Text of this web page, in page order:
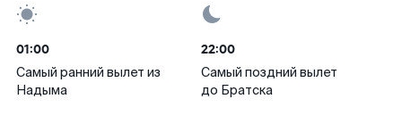
01:00
Самый ранний вылет из
Надыма
22:00
Самый поздний вылет
до Братска